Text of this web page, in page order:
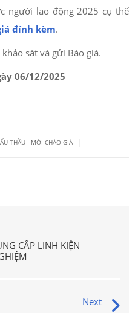
người lao động 2025 cụ thể
đính kèm.
sát và gửi Báo giá.
06/12/2025
THẦU - MỜI CHÀO GIÁ
CẤP LINH KIỆN
Next